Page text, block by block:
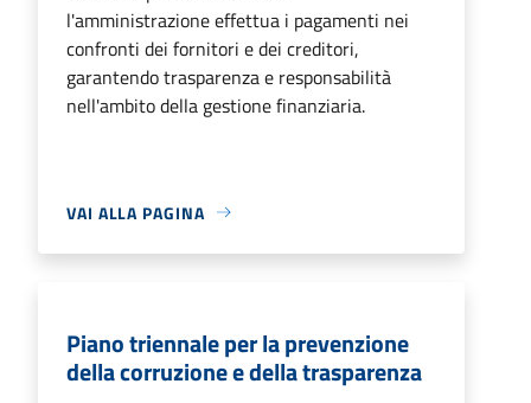
l'amministrazione effettua i pagamenti nei
confronti dei fornitori e dei creditori,
garantendo trasparenza e responsabilità
nell'ambito della gestione finanziaria.
VAI ALLA PAGINA
Piano triennale per la prevenzione
della corruzione e della trasparenza